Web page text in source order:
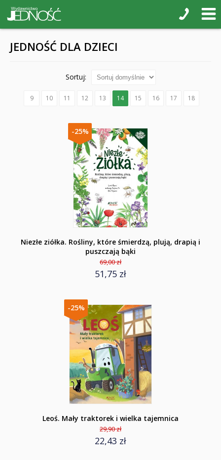
JEDNOŚĆ DLA DZIECI
Sortuj:
9 10 11 12 13 14 15 16 17 18
-25%
Niezłe ziółka. Rośliny, które śmierdzą, plują, drapią i
puszczają bąki
69,00 zł
51,75 zł
-25%
Leoś. Mały traktorek i wielka tajemnica
29,90 zł
22,43 zł